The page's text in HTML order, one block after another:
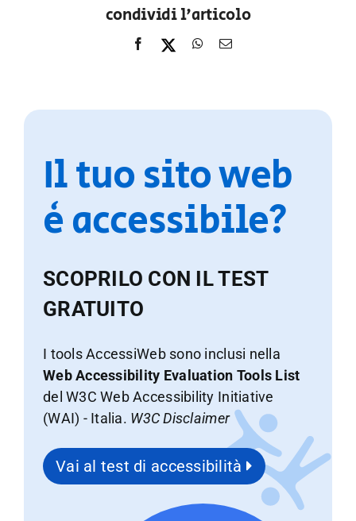
condividi l'articolo
Il tuo sito web
è accessibile?
SCOPRILO CON IL TEST
GRATUITO
I tools AccessiWeb sono inclusi nella
Web Accessibility Evaluation Tools List
del W3C Web Accessibility Initiative
(WAI) - Italia. W3C Disclaimer
Vai al test di accessibilità